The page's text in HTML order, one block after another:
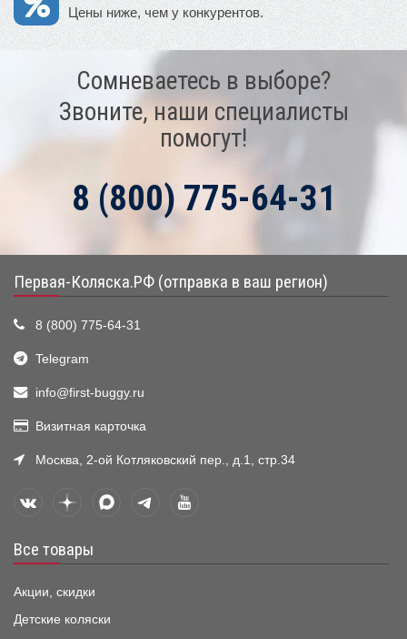
Цены ниже, чем у конкурентов.
Сомневаетесь в выборе?
Звоните, наши специалисты
помогут!
8 (800) 775-64-31
Первая-Коляска.РФ (отправка в ваш регион)
8 (800) 775-64-31
Telegram
info@first-buggy.ru
Визитная карточка
Москва, 2-ой Котляковский пер., д.1, стр.34
Все товары
Акции, скидки
Детские коляски